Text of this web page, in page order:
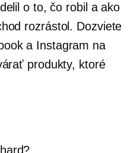
o to, čo robil a ako
rozrástol. Dozviete
a Instagram na
produkty, ktoré